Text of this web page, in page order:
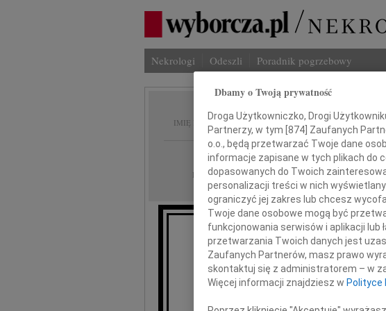
Nekrologi Odeszli Poradnik pogrzebowy
IMIĘ I NAZWISKO: Zygmunt
REGION: Bydgoszcz
DATA EMISJI: 12.11.2010
Z głębokim żalem przyjąłem
Zygmunta
Dbamy o Twoją prywatność
Droga Użytkowniczko, Drogi
Partnerzy, w tym [874] Zaufanych
o.o., będą przetwarzać Twoje dane
informacje zapisane w tych plikach do
dopasowanych do Twoich
personalizacji treści w nich
ograniczyć jej zakres lub chcesz
Twoje dane osobowe mogą być
funkcjonowania serwisów i aplikacji lub
przetwarzania Twoich danych jest
Zaufanych Partnerów, masz prawo
skontaktuj się z administratorem – w
Więcej informacji znajdziesz w Polityce